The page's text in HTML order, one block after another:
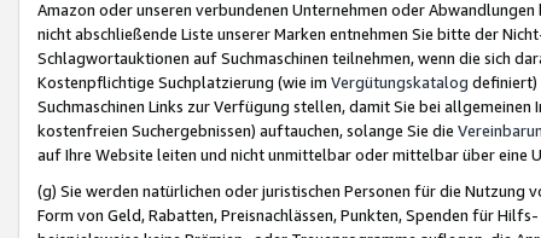
Amazon oder unseren verbundenen Unternehmen oder
nicht abschließende Liste unserer Marken entnehmen Sie bitte der
Schlagwortauktionen auf Suchmaschinen teilnehmen, wenn die sich
Kostenpflichtige Suchplatzierung (wie im Vergütungskatalog definiert)
Suchmaschinen Links zur Verfügung stellen, damit Sie bei
kostenfreien Suchergebnissen) auftauchen, solange Sie die
auf Ihre Website leiten und nicht unmittelbar oder mittelbar über eine
(g) Sie werden natürlichen oder juristischen Personen für die Nutzung
Form von Geld, Rabatten, Preisnachlässen, Punkten, Spenden für